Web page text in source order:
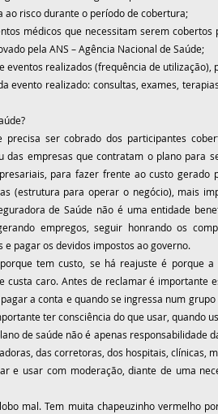
ao risco durante o período de cobertura;
médicos que necessitam serem cobertos
pela ANS – Agência Nacional de Saúde;
eventos realizados (frequência de utilização),
evento realizado: consultas, exames,
ser cobrado dos participantes
das empresas que contratam o plano para
para fazer frente ao custo gerado
(estrutura para operar o negócio), mais
de Saúde não é uma entidade
empregos, seguir honrando os
e pagar os devidos impostos ao governo.
tem custo, se há reajuste é porque
custa caro. Antes de reclamar é importante
a conta e quando se ingressa num
ter consciência do que usar, quando
de saúde não é apenas responsabilidade
das corretoras, dos hospitais, clínicas,
e usar com moderação, diante de uma
mal. Tem muita chapeuzinho vermelho